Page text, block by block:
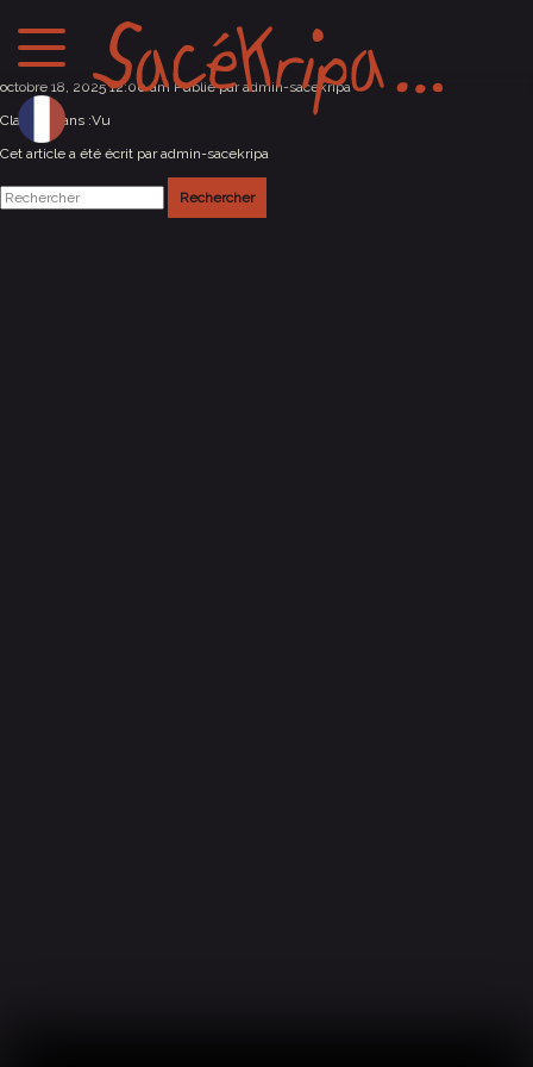
Buenos-Aires / Argentine
octobre 18, 2025 12:00 am Publié par admin-sacekripa
Classés dans :Vu
Cet article a été écrit par admin-sacekripa
Rechercher